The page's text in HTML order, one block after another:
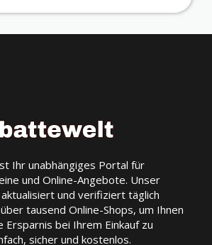
Ihr unabhängiges Portal für
und Online-Angebote. Unser
und verifiziert täglich
tausend Online-Shops, um Ihnen
Ersparnis bei Ihrem Einkauf zu
sicher und kostenlos.